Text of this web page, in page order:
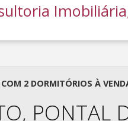
2 DORMITÓRIOS À
PONTAL